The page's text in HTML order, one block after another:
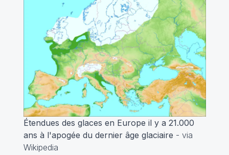
Étendues des glaces en Europe il y a 21.000
ans à l'apogée du dernier âge glaciaire - via
Wikipedia